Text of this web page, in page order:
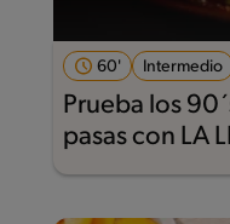
60' Intermedio
Prueba los
pasas con LA